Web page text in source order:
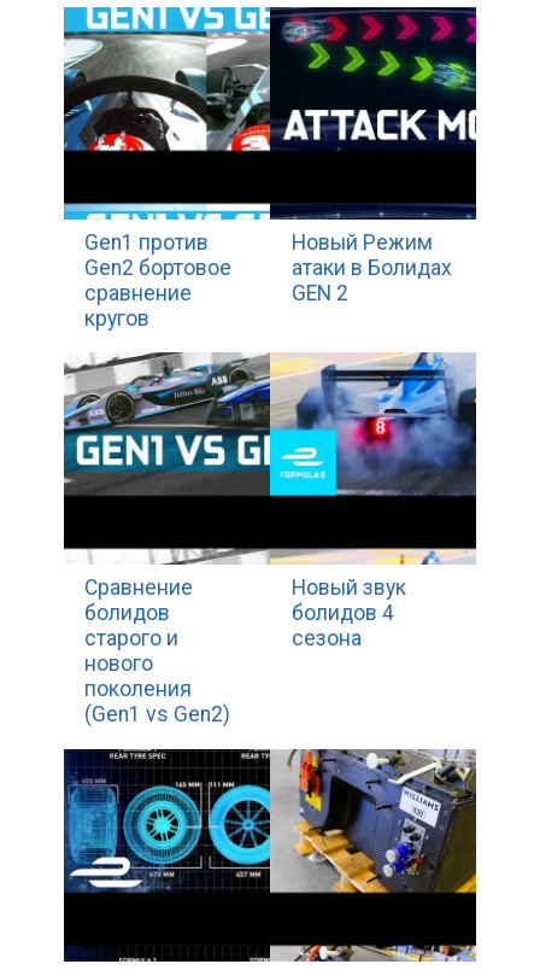
Gen1 против
Gen2 бортовое
сравнение
кругов
Новый Режим
атаки в Болидах
GEN 2
Сравнение
болидов
старого и
нового
поколения
(Gen1 vs Gen2)
Новый звук
болидов 4
сезона